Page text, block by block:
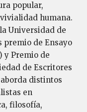
popular,
humana.
Universidad de
premio de Ensayo
y Premio de
de Escritores
distintos
en
filosofía,